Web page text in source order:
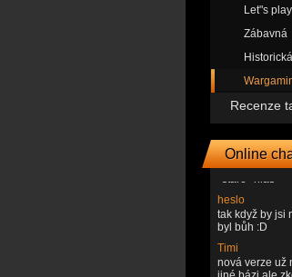
Let"s play
Zábavná
Historická
Recenze
Online
podívám se po
@heslo tak
míň akcí než
na tvoření
zkusím něco
*staré *hlas
heslo
tak když by jsi
byl bůh :D
Timi
nová verze už